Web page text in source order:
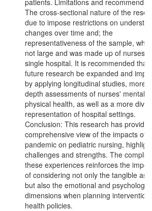
patients. Limitations and
The cross-sectional nature of the
due to impose restrictions on
changes over time and; the
representativeness of the sample,
not large and was made up of nurses
single hospital. It is recommended that
future research be expanded and
by applying longitudinal studies, more
depth assessments of nurses' mental
physical health, as well as a more
representation of hospital settings.
Conclusion: This research has
comprehensive view of the impacts of
pandemic on pediatric nursing,
challenges and strengths. The
these experiences reinforces the
of considering not only the tangible
but also the emotional and
dimensions when planning
health policies.